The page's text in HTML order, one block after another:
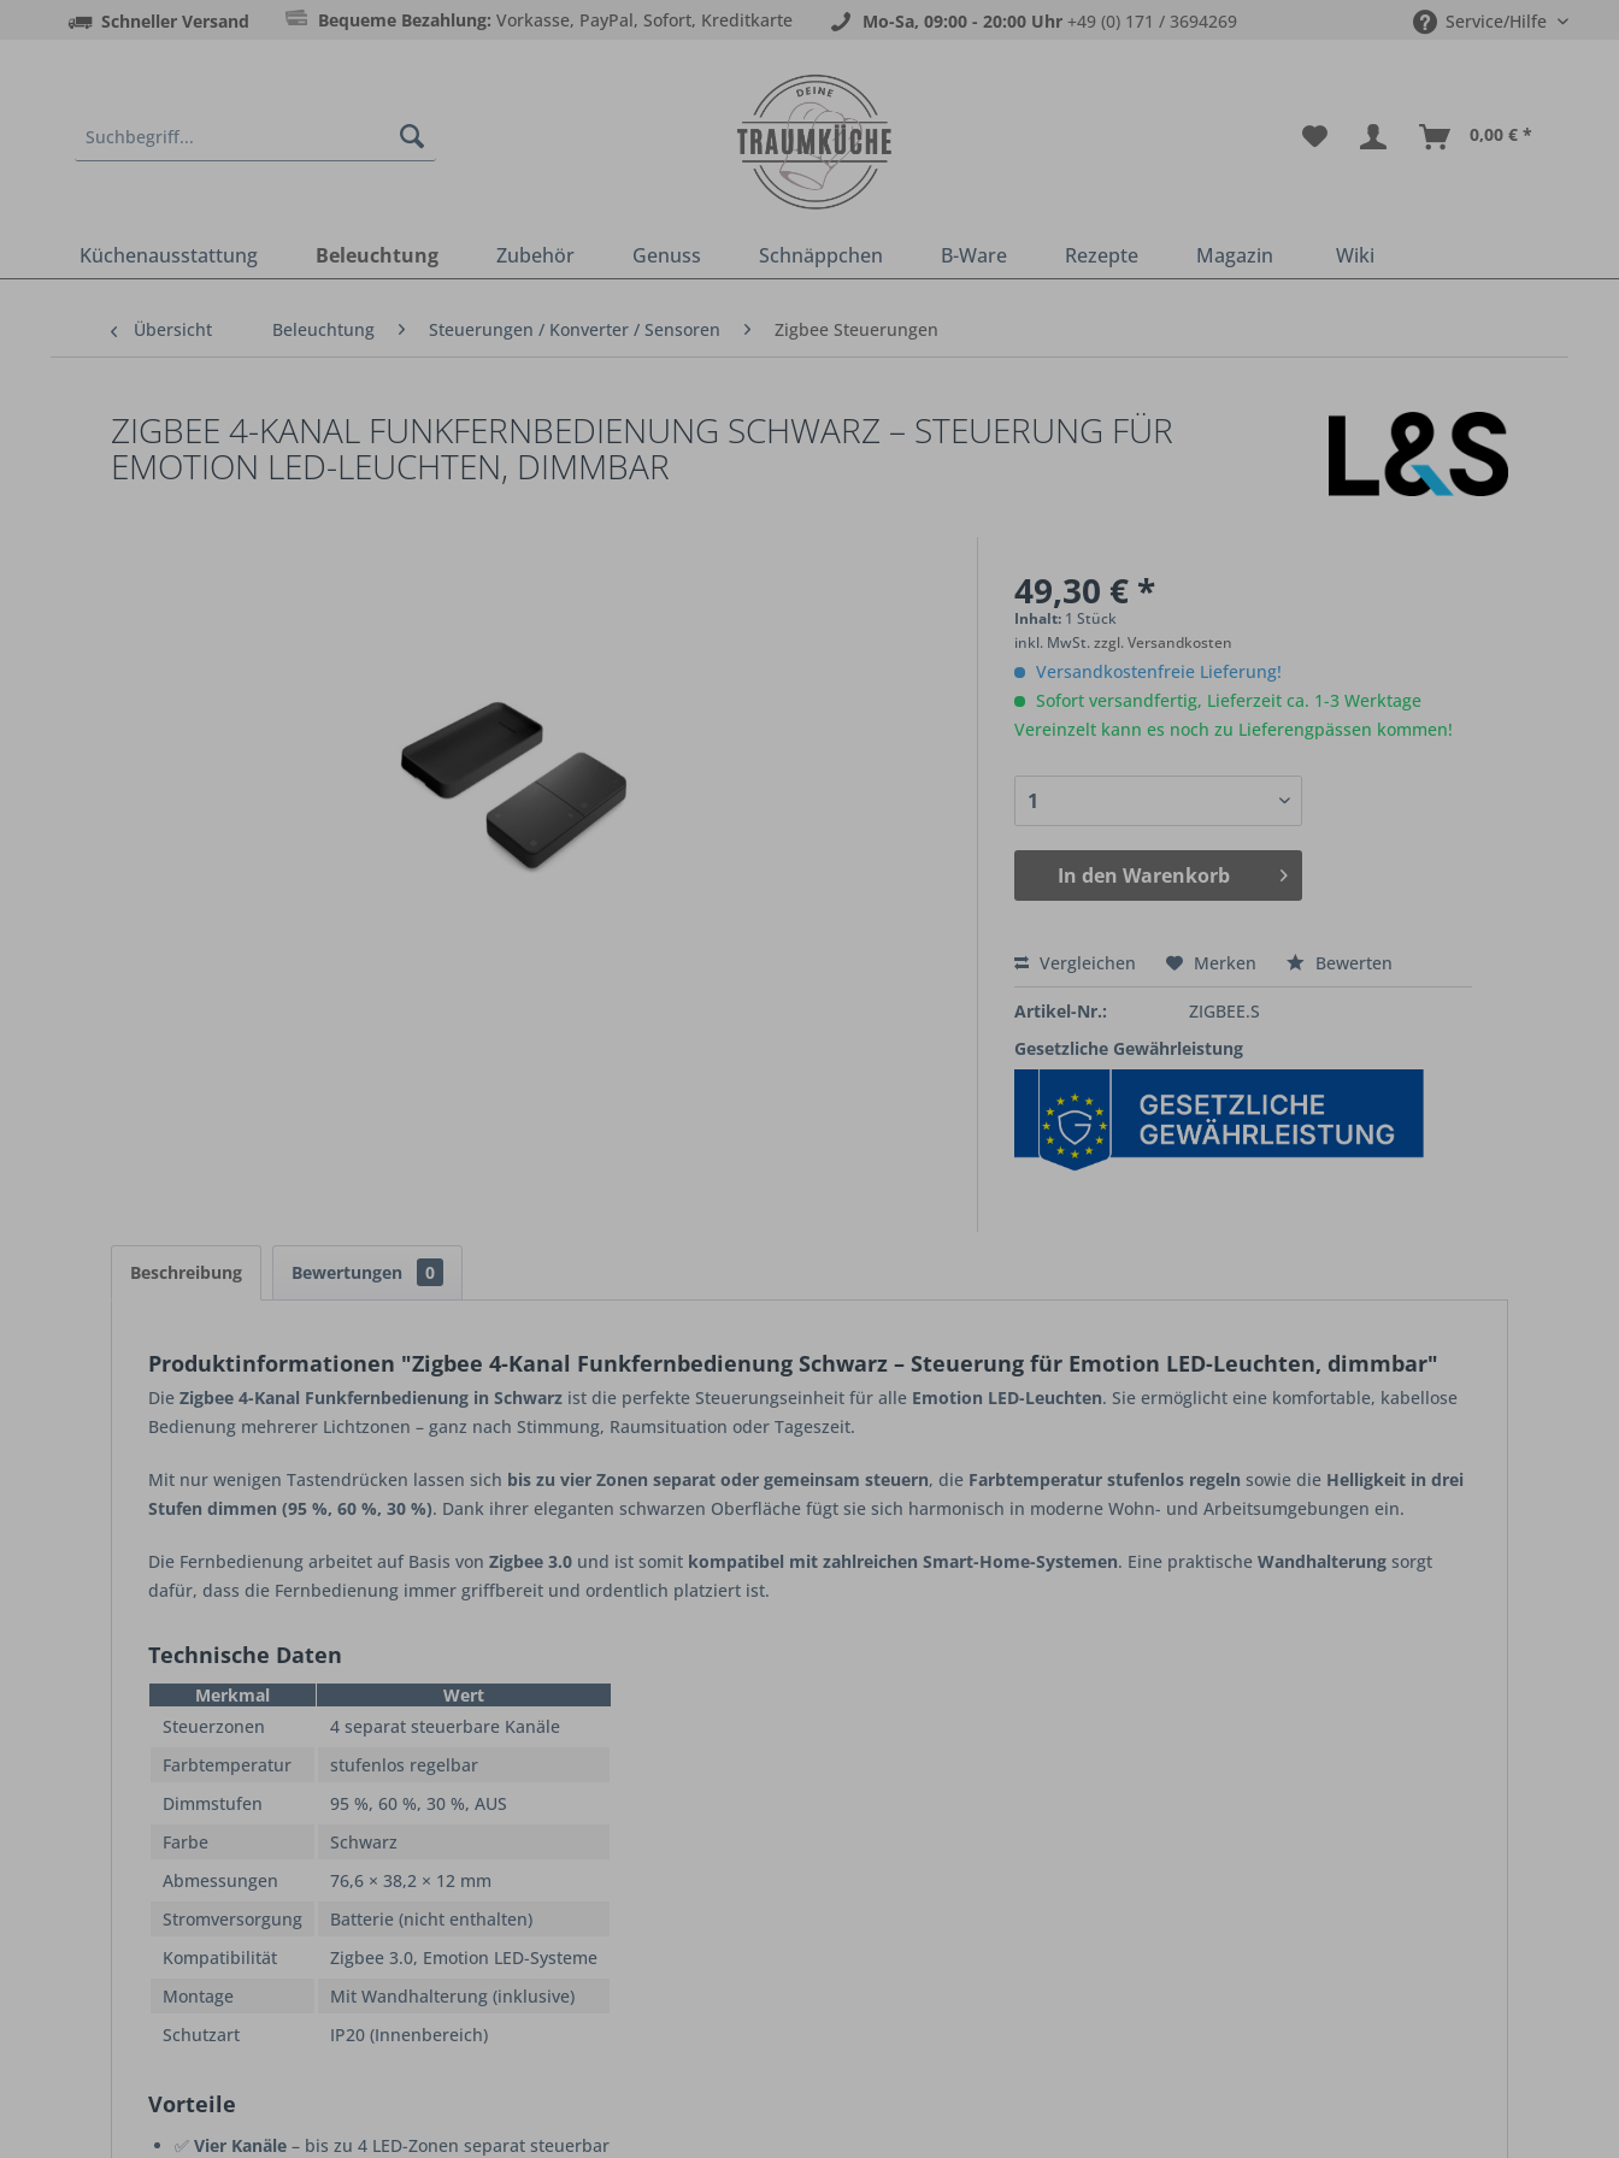
Schneller Versand Bequeme Bezahlung: Vorkasse, PayPal, Sofort, Kreditkarte Mo-Sa, 09:00 - 20:00 Uhr +49 (0) 171 / 3694269 Service/Hilfe
0,00 € *
Küchenausstattung Beleuchtung Zubehör Genuss Schnäppchen B-Ware Rezepte Magazin Wiki
Übersicht Beleuchtung Steuerungen / Konverter / Sensoren Zigbee Steuerungen
ZIGBEE 4-KANAL FUNKFERNBEDIENUNG SCHWARZ – STEUERUNG FÜR
EMOTION LED-LEUCHTEN, DIMMBAR
49,30 € *
Inhalt: 1 Stück
inkl. MwSt.zzgl. Versandkosten
Versandkostenfreie Lieferung!
Sofort versandfertig, Lieferzeit ca. 1-3 Werktage
Vereinzelt kann es noch zu Lieferengpässen kommen!
In den Warenkorb
Vergleichen Merken Bewerten
Artikel-Nr.:
ZIGBEE.S
Gesetzliche Gewährleistung
Beschreibung Bewertungen 0
Produktinformationen "Zigbee 4-Kanal Funkfernbedienung Schwarz – Steuerung für Emotion LED-Leuchten, dimmbar"
Die Zigbee 4-Kanal Funkfernbedienung in Schwarz ist die perfekte Steuerungseinheit für alle Emotion LED-Leuchten. Sie ermöglicht eine komfortable, kabellose
Bedienung mehrerer Lichtzonen – ganz nach Stimmung, Raumsituation oder Tageszeit.
Mit nur wenigen Tastendrücken lassen sich bis zu vier Zonen separat oder gemeinsam steuern, die Farbtemperatur stufenlos regeln sowie die Helligkeit in drei
Stufen dimmen (95 %, 60 %, 30 %). Dank ihrer eleganten schwarzen Oberfläche fügt sie sich harmonisch in moderne Wohn- und Arbeitsumgebungen ein.
Die Fernbedienung arbeitet auf Basis von Zigbee 3.0 und ist somit kompatibel mit zahlreichen Smart-Home-Systemen. Eine praktische Wandhalterung sorgt
dafür, dass die Fernbedienung immer griffbereit und ordentlich platziert ist.
Technische Daten
Merkmal
Wert
Steuerzonen
4 separat steuerbare Kanäle
Farbtemperatur
stufenlos regelbar
Dimmstufen
95 %, 60 %, 30 %, AUS
Farbe
Schwarz
Abmessungen
76,6 × 38,2 × 12 mm
Stromversorgung
Batterie (nicht enthalten)
Kompatibilität
Zigbee 3.0, Emotion LED-Systeme
Montage
Mit Wandhalterung (inklusive)
Schutzart
IP20 (Innenbereich)
Vorteile
✅ Vier Kanäle – bis zu 4 LED-Zonen separat steuerbar